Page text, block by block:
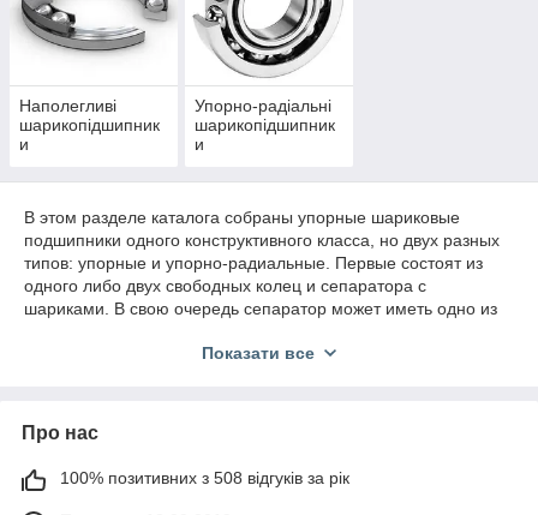
Наполегливі
шарикопідшипник
и
Упорно-радіальні
шарикопідшипник
и
В этом разделе каталога собраны упорные шариковые
подшипники одного конструктивного класса, но двух разных
типов: упорные и упорно-радиальные. Первые состоят из
одного либо двух свободных колец и сепаратора с
шариками. В свою очередь сепаратор может иметь одно из
В закрытом сепараторе шарики сидят в отдельных
качеством узла поднимает его цену, потому как
Показати все
Про нас
100% позитивних з 508 відгуків за рік